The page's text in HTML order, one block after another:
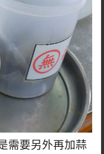
需要另外再加蒜